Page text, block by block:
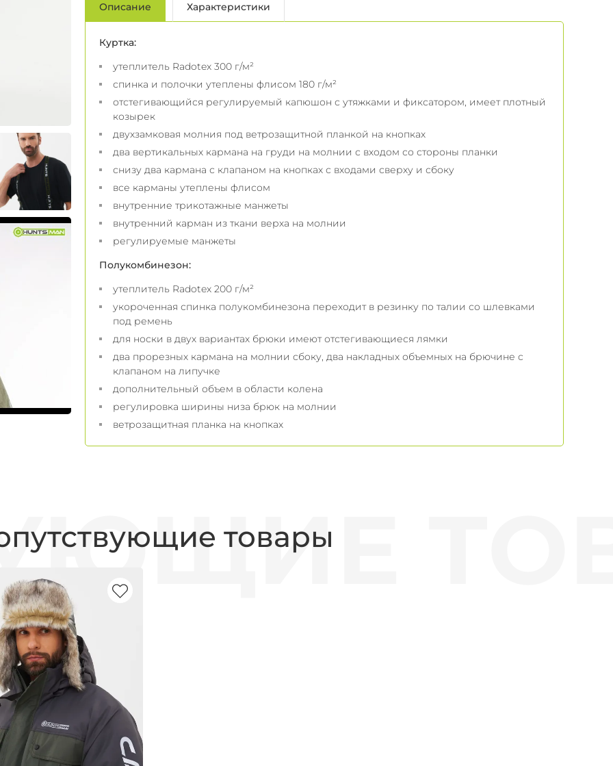
Описание Характеристики
Куртка:
утеплитель Radotex 300 г/м²
спинка и полочки утеплены флисом 180 г/м²
отстегивающийся регулируемый капюшон с утяжками и фиксатором, имеет плотный
козырек
двухзамковая молния под ветрозащитной планкой на кнопках
два вертикальных кармана на груди на молнии с входом со стороны планки
снизу два кармана с клапаном на кнопках с входами сверху и сбоку
все карманы утеплены флисом
внутренние трикотажные манжеты
внутренний карман из ткани верха на молнии
регулируемые манжеты
Полукомбинезон:
утеплитель Radotex 200 г/м²
укороченная спинка полукомбинезона переходит в резинку по талии со шлевками
под ремень
для носки в двух вариантах брюки имеют отстегивающиеся лямки
два прорезных кармана на молнии сбоку, два накладных объемных на брючине с
клапаном на липучке
дополнительный объем в области колена
регулировка ширины низа брюк на молнии
ветрозащитная планка на кнопках
товары